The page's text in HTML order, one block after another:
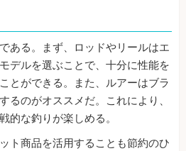
ある。まず、ロッドやリールはエ
デルを選ぶことで、十分に性能を
とができる。また、ルアーはブラ
るのがオススメだ。これにより、
的な釣りが楽しめる。
ト商品を活用することも節約のひ